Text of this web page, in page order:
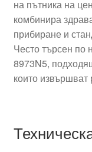
на пътника на
комбинира
прибиране и
Често търсен по
8973N5,
които